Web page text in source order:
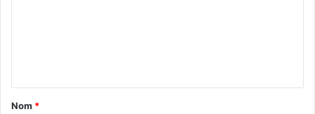
a
Nom *